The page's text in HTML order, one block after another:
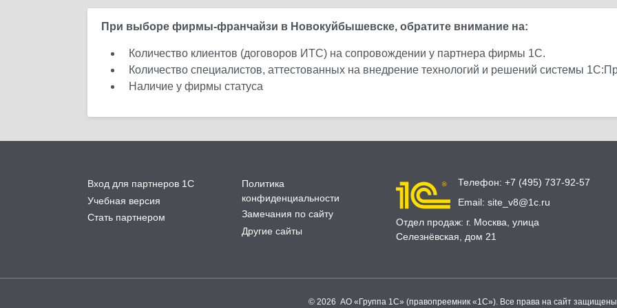
При выборе фирмы-франчайзи в Новокуйбышевске, обратите внимание на:
Количество клиентов (договоров ИТС) на сопровождении у партнера фирмы 1С.
Количество специалистов, аттестованных на внедрение технологий и решений системы
Наличие у фирмы статуса
Вход для партнеров 1С
Учебная версия
Стать партнером
Политика
конфиденциальности
Замечания по сайту
Другие сайты
Телефон: +7 (495) 737-92-57
Email: site_v8@1c.ru
Отдел продаж: г. Москва, улица
Селезнёвская, дом 21
© 2026 АО «Группа 1С» (правопреемник «1С»). Все права на сайт защищены